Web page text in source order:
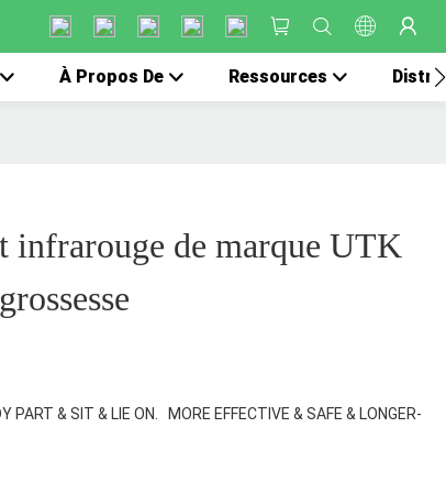
À Propos De Ressources
infrarouge de marque UTK
PART & SIT & LIE ON. MORE EFFECTIVE & SAFE & LONGER-